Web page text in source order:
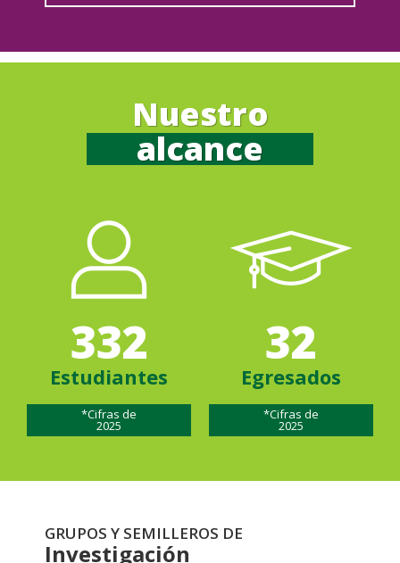
Nuestro
alcance
332
Estudiantes
*Cifras de
2025
32
Egresados
*Cifras de
2025
GRUPOS Y SEMILLEROS DE
Investigación